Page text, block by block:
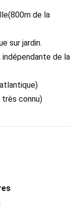
de la
sur jardin.
indépendante de la
très connu)